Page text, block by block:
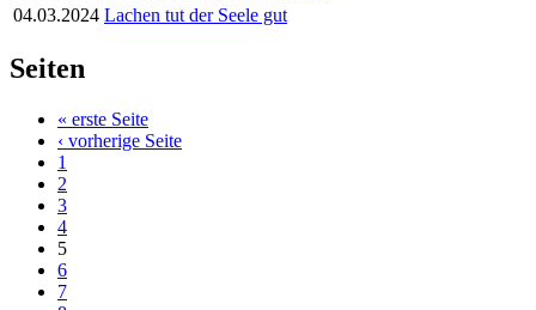
04.03.2024 Lachen tut der Seele gut
Seiten
« erste Seite
‹ vorherige Seite
1
2
3
4
5
6
7